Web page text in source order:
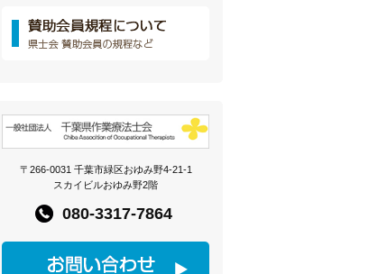
〒266-0031 千葉市緑区おゆみ野4-21-1
スカイビルおゆみ野2階
080-3317-7864